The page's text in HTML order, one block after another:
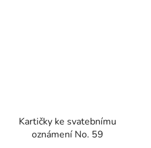
Kartičky ke svatebnímu
oznámení No. 59